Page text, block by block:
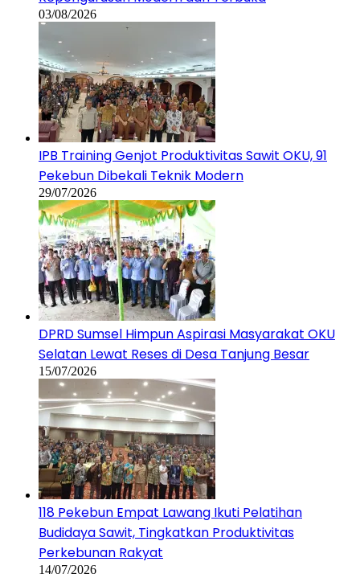
03/08/2026
IPB Training Genjot Produktivitas Sawit OKU, 91
Pekebun Dibekali Teknik Modern
29/07/2026
DPRD Sumsel Himpun Aspirasi Masyarakat OKU
Selatan Lewat Reses di Desa Tanjung Besar
15/07/2026
118 Pekebun Empat Lawang Ikuti Pelatihan
Budidaya Sawit, Tingkatkan Produktivitas
Perkebunan Rakyat
14/07/2026